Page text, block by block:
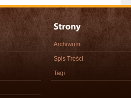
Archiwum
Spis Treści
Tagi